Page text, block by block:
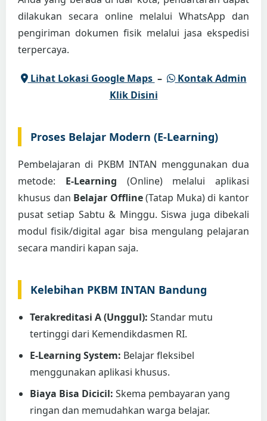
dilakukan secara online melalui WhatsApp dan
pengiriman dokumen fisik melalui jasa ekspedisi
terpercaya.
Lihat Lokasi Google Maps –
Kontak Admin
Klik Disini
Proses Belajar Modern (E-Learning)
Pembelajaran di PKBM INTAN menggunakan dua
metode: E-Learning (Online) melalui aplikasi
khusus dan Belajar Offline(Tatap Muka) di kantor
pusat setiap Sabtu & Minggu. Siswa juga dibekali
modul fisik/digital agar bisa mengulang pelajaran
secara mandiri kapan saja.
Kelebihan PKBM INTAN Bandung
Terakreditasi A (Unggul): Standar mutu
tertinggi dari Kemendikdasmen RI.
E-Learning System: Belajar fleksibel
menggunakan aplikasi khusus.
Biaya Bisa Dicicil: Skema pembayaran yang
ringan dan memudahkan warga belajar.